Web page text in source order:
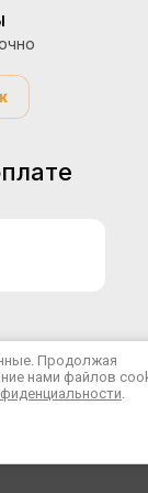
Продолжая
нами файлов
.